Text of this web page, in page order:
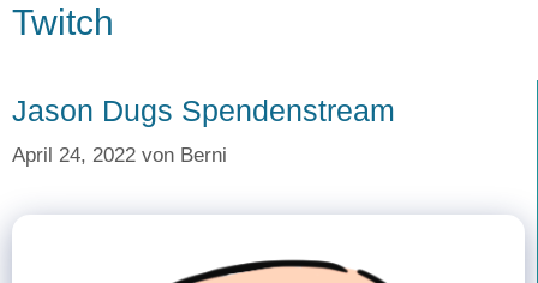
Twitch
Jason Dugs Spendenstream
April 24, 2022 von Berni